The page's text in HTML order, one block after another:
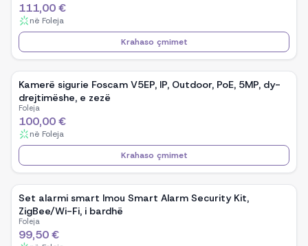
111,00 €
në Foleja
Krahaso çmimet
Kamerë sigurie Foscam V5EP, IP, Outdoor, PoE, 5MP, dy-
drejtimëshe, e zezë
Foleja
100,00 €
në Foleja
Krahaso çmimet
Set alarmi smart Imou Smart Alarm Security Kit,
ZigBee/Wi-Fi, i bardhë
Foleja
99,50 €